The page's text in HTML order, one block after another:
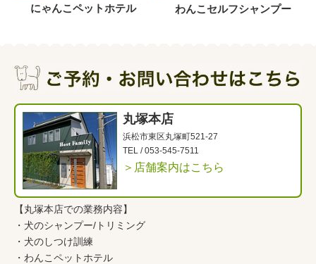
にゃんこペットホテル わんこセルフシャンプー
丸塚本店
浜松市東区丸塚町521-27
TEL /053-545-7511
＞店舗案内はこちら
【丸塚本店での業務内容】
・ 犬のシャンプー/トリミング
・ 犬のしつけ訓練
・ わんこペットホテル